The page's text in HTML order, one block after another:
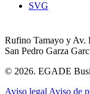
SVG
Rufino Tamayo y Av.
San Pedro Garza
© 2026. EGADE
Aviso legal Aviso de